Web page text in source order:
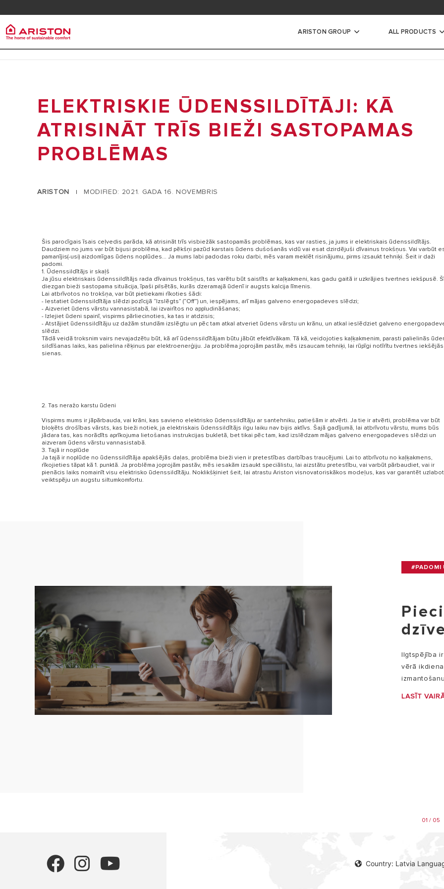
ARISTON GROUP
MŪSU GRUPA
KARJERAS
ALL PRODUCTS
ŪDENS SILDĪTĀJI ELEKTRISKAIS KRĀTUVES ŪDENS
MALKAS ŪDENS SILDĪTĀJS
VISI MODEĻI NO ŪDENS SILDĪTĀJI
ELEKTRISKIE ŪDENSSILDĪTĀJI: KĀ
ATRISINĀT TRĪS BIEŽI SASTOPAMAS
PROBLĒMAS
ARISTON | MODIFIED: 2021. GADA 16. NOVEMBRIS
Šis parocīgais īsais ceļvedis parāda, kā atrisināt trīs visbiežāk sastopamās problēmas, kas var rasties, ja jums ir elektriskais ūdenssildītājs.
Daudziem no jums var būt bijusi problēma, kad pēkšņi pazūd karstais ūdens dušošanās vidū vai esat dzirdējuši dīvainus trokšņus. Vai varbūt
pamanījis(-usi) aizdomīgas ūdens noplūdes... Ja mums labi padodas roku darbi, mēs varam meklēt risinājumu, pirms izsaukt tehniķi. Šeit ir daži
padomi.
1. Ūdenssildītājs ir skaļš
Ja jūsu elektriskais ūdenssildītājs rada dīvainus trokšņus, tas varētu būt saistīts ar kaļķakmeni, kas gadu gaitā ir uzkrājies tvertnes iekšpusē.
diezgan bieži sastopama situācija, īpaši pilsētās, kurās dzeramajā ūdenī ir augsts kalcija līmenis.
Lai atbrīvotos no trokšņa, var būt pietiekami rīkoties šādi:
- Iestatiet ūdenssildītāja slēdzi pozīcijā “Izslēgts” (“Off”) un, iespējams, arī mājas galveno energopadeves slēdzi;
- Aizveriet ūdens vārstu vannasistabā, lai izvairītos no appludināšanas;
- Izlejiet ūdeni spainī, vispirms pārliecinoties, ka tas ir atdzisis;
- Atstājiet ūdenssildītāju uz dažām stundām izslēgtu un pēc tam atkal atveriet ūdens vārstu un krānu, un atkal ieslēdziet galveno
slēdzi.
Tādā veidā troksnim vairs nevajadzētu būt, kā arī ūdenssildītājam būtu jābūt efektīvākam. Tā kā, veidojoties kaļķakmenim, parasti palielinās
sildīšanas laiks, kas palielina rēķinus par elektroenerģiju. Ja problēma joprojām pastāv, mēs izsaucam tehniķi, lai rūpīgi notīrītu tvertnes iekšējās
sienas.
2. Tas neražo karstu ūdeni
Vispirms mums ir jāpārbauda, ​​vai krāni, kas savieno elektrisko ūdenssildītāju ar santehniku, patiešām ir atvērti. Ja tie ir atvērti, problēma var būt
bloķēts drošības vārsts, kas bieži notiek, ja elektriskais ūdenssildītājs ilgu laiku nav bijis aktīvs. Šajā gadījumā, lai atbrīvotu vārstu, mums būs
jādara tas, kas norādīts aprīkojuma lietošanas instrukcijas bukletā, bet tikai pēc tam, kad izslēdzam mājas galveno energopadeves slēdzi un
aizveram ūdens vārstu vannasistabā.
3. Tajā ir noplūde
Ja tajā ir noplūde no ūdenssildītāja apakšējās daļas, problēma bieži vien ir pretestības darbības traucējumi. Lai to atbrīvotu no kaļķakmens,
rīkojieties tāpat kā 1. punktā. Ja problēma joprojām pastāv, mēs iesakām izsaukt speciālistu, lai aizstātu pretestību, vai varbūt pārbaudiet, vai ir
pienācis laiks nomainīt visu elektrisko ūdenssildītāju. Noklikšķiniet šeit, lai atrastu Ariston visnovatoriskākos modeļus, kas var garantēt
veiktspēju un augstu siltumkomfortu.
#PADOMI
Ilgtspējība
vērā
LASĪT
01 / 05
Country: Latvia